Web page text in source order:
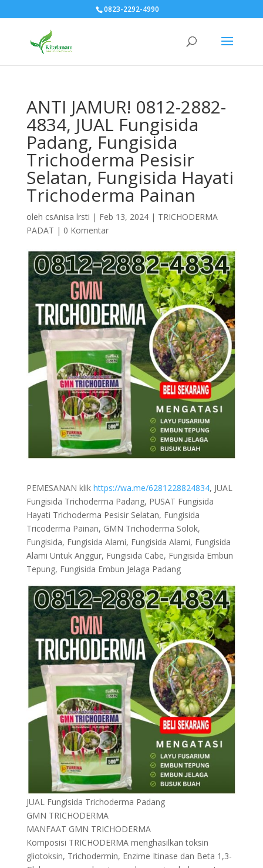
0823-2292-4990
ANTI JAMUR! 0812-2882-
4834, JUAL Fungisida
Padang, Fungisida
Trichoderma Pesisir
Selatan, Fungisida Hayati
Trichoderma Painan
oleh csAnisa lrsti | Feb 13, 2024| TRICHODERMA
PADAT | 0 Komentar
PEMESANAN klik https://wa.me/6281228824834, JUAL
Fungisida Trichoderma Padang, PUSAT Fungisida
Hayati Trichoderma Pesisir Selatan, Fungisida
Tricoderma Painan, GMN Trichoderma Solok,
Fungisida, Fungisida Alami, Fungisida Alami, Fungisida
Alami Untuk Anggur, Fungisida Cabe, Fungisida Embun
Tepung, Fungisida Embun Jelaga Padang
JUAL Fungisida Trichoderma Padang
GMN TRICHODERMA
MANFAAT GMN TRICHODERMA
Komposisi TRICHODERMA menghasilkan toksin
gliotoksin, Trichodermin, Enzime Itinase dan Beta 1,3-